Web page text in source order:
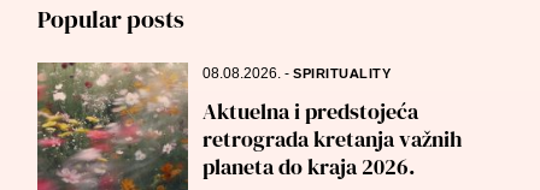
Popular posts
08.08.2026.-SPIRITUALITY
Aktuelna i predstojeća
retrograda kretanja važnih
planeta do kraja 2026.